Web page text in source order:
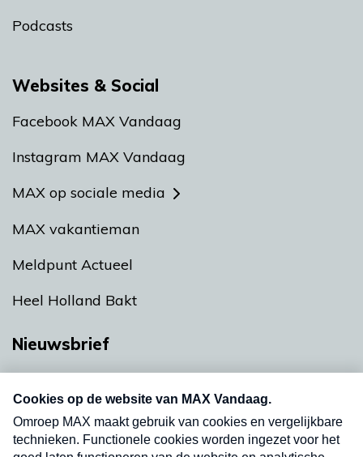
Podcasts
Websites & Social
Facebook MAX Vandaag
Instagram MAX Vandaag
MAX op sociale media
MAX vakantieman
Meldpunt Actueel
Heel Holland Bakt
Nieuwsbrief
nieuwsbrief. Elke vrijdag- en dinsdagochtend in
uw mailbox.